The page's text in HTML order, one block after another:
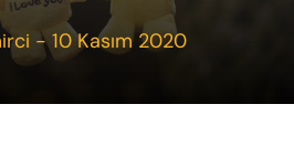
- 10 Kasım 2020